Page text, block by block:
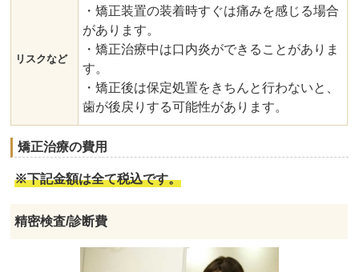
リスクなど
・矯正装置の装着時すぐは痛みを感じる場合
があります。
・矯正治療中は口内炎ができることがありま
す。
・矯正後は保定処置をきちんと行わないと、
歯が後戻りする可能性があります。
矯正治療の費用
※下記金額は全て税込です。
精密検査/診断費